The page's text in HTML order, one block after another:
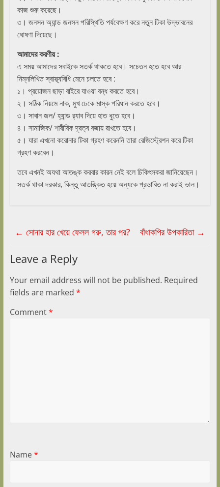
কাজ শুরু করেছে।
৩। জনসন অ্যান্ড জনসন পরিস্থিতি পর্যবেক্ষণ করে নতুন টিকা উদ্ভাবনের
ঘোষণা দিয়েছে।
আমাদেরকরণীয় :
এ সময় আমাদের সবাইকে সতর্ক থাকতে হবে। সচেতন হতে হবে আর
নিম্নলিখিত স্বাস্থ্যবিধি মেনে চলতে হবে :
১। প্রয়োজন ছাড়া বাইরে যাওয়া বন্ধ করতে হবে।
২। সঠিক নিয়মে নাক, মুখ ঢেকে মাস্ক পরিধান করতে হবে।
৩। সাবান জল/ হ্যান্ড র‍্যাব দিয়ে হাত ধুতে হবে।
৪। সামাজিক/ শারীরিক দূরত্ব বজায় রাখতে হবে।
৫। যারা এখনো করোনার টিকা গ্রহণ করেননি তারা রেজিস্ট্রেশন করে টিকা
গ্রহণ করবেন।
তবে এখনই অযথা আতঙ্ক করবার কারন নেই বলে চিকিৎসকরা জানিয়েছেন।
সতর্ক থাকা দরকার, কিন্তু আতঙ্কিত হয়ে অন্যকে প্রভাবিত না করাই ভাল।
← সোনার হার খেয়ে ফেলল গরু, তার পর? বাঁধাকপির উপকারিতা →
Leave a Reply
Your email address will not be published. Required
fields are marked *
Comment*
Name*